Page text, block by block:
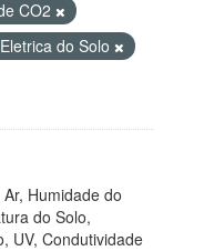
CO2
do Solo
Humidade do
do Solo,
UV, Condutividade